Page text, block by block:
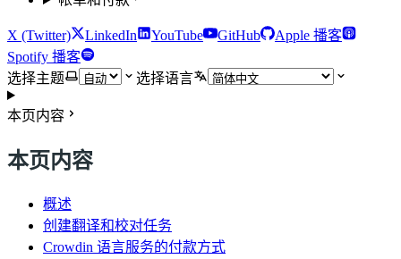
X (Twitter) LinkedIn YouTube GitHub
Apple 播客
Spotify 播客
选择主题
选择语言
本页内容
本页内容
概述
创建翻译和校对任务
Crowdin 语言服务的付款方式